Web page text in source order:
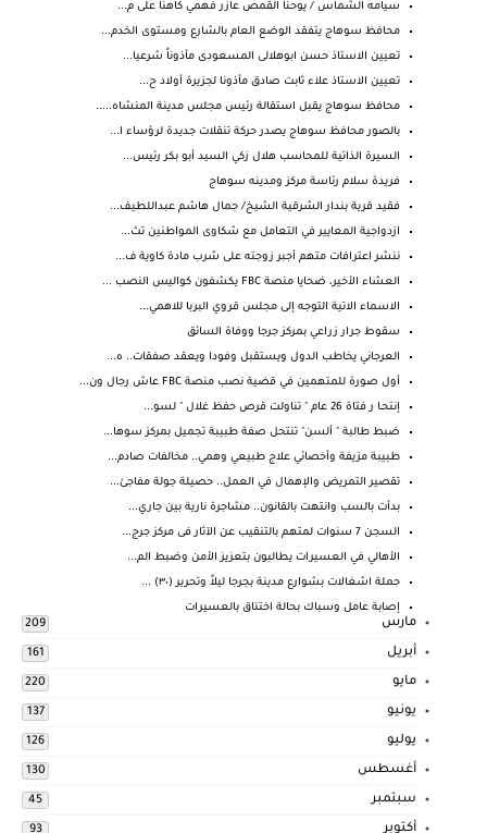
سيامه الشماس / يوحنا القمص عازر فهمي كاهنا على م...
محافظ سوهاج يتفقد الوضع العام بالشارع ومستوى الخدم...
تعيين الاستاذ حسن ابوهلالى المسعودى مأذوناً شرعيا...
تعيين الاستاذ علاء ثابت صادق مأذونا لجزيرة أولاد ح...
محافظ سوهاج يقبل استقالة رئيس مجلس مدينة المنشاه.....
بالصور محافظ سوهاج يصدر حركة تنقلات جديدة لرؤساء ا...
السيرة الذاتية للمحاسب هلال زكي السيد أبو بكر رئيس...
فريدة سلام رئاسة مركز ومدينه سوهاج
فقيد قرية بندار الشرقية الشيخ/ جمال هاشم عبداللطيف...
ازدواجية المعايير في التعامل مع شكاوى المواطنين تث...
ننشر اعترافات متهم أجبر زوجته على شرب مادة كاوية ف...
العشاء الأخير، ضحايا منصة FBC يكشفون كواليس النصب ...
الاسماء الاتية التوجه إلى مجلس قروي البربا للاهمي...
سقوط جرار زراعي بمركز جرجا ووفاة السائق
العرجاني يخاطب الدول ويستقبل وفودا ويعقد صفقات.. ه...
أول صورة للمتهمين في قضية نصب منصة FBC عاش رجال ون...
إنتحـا ر فتاة 26 عام " تناولت قرص حفظ غلال " لسو...
ضبط طالبة " ألسن" تنتحل صفة طبيبة تجميل بمركز سوها...
طبيبة مزيفة وأخصائي علاج طبيعي وهمي.. مخالفات صادم...
تقصير التمريض والإهمال في العمل.. حصيلة جولة مفاجئ...
بدأت بالسب وانتهت بالقانون.. مشاجرة نارية بين جاري...
السجن 7 سنوات لمتهم بالتنقيب عن الآثار فى مركز جرج...
الأهالي في العسيرات يطالبون بتعزيز الأمن وضبط الم...
حملة اشغالات بشوارع مدينة بجرجا ليلاً وتحرير (٣٠) ...
إصابة عامل وسباك بحالة اختناق بالعسيرات
مارس 209
أبريل 161
مايو 220
يونيو 137
يوليو 126
أغسطس 130
سبتمبر 45
أكتوبر 93